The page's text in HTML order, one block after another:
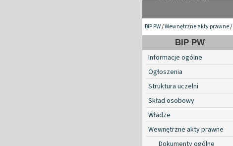
BIP PW/Wewnętrzne akty prawne/
BIP PW
Informacje ogólne
Ogłoszenia
Struktura uczelni
Skład osobowy
Władze
Wewnętrzne akty prawne
Dokumenty ogólne